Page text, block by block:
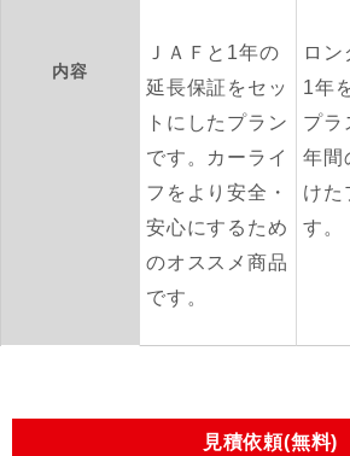
内容
ＪＡＦと1年の
延長保証をセッ
トにしたプラン
です。カーライ
フをより安全・
安心にするため
のオススメ商品
です。
ロン
1年
プラ
年間
けた
す。
見積依頼(無料)